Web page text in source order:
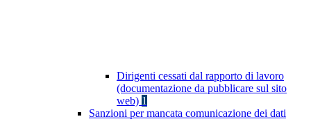
Dirigenti cessati dal rapporto di lavoro
(documentazione da pubblicare sul sito
web) 1
Sanzioni per mancata comunicazione dei dati